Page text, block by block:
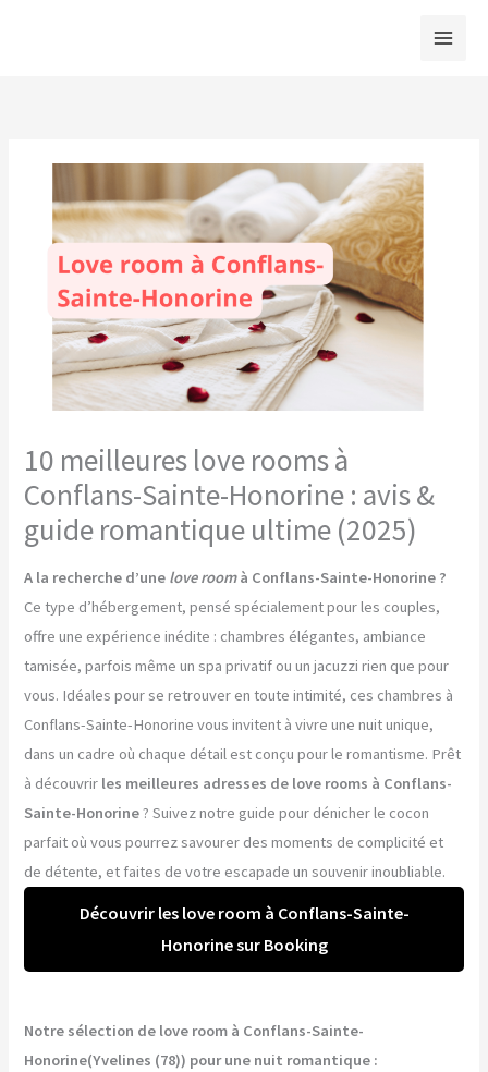
10 meilleures love rooms à
Conflans-Sainte-Honorine : avis &
guide romantique ultime (2025)
A la recherche d’une love roomà Conflans-Sainte-Honorine ?
Ce type d’hébergement, pensé spécialement pour les couples,
offre une expérience inédite : chambres élégantes, ambiance
tamisée, parfois même un spa privatif ou un jacuzzi rien que pour
vous. Idéales pour se retrouver en toute intimité, ces chambres à
Conflans-Sainte-Honorine vous invitent à vivre une nuit unique,
dans un cadre où chaque détail est conçu pour le romantisme. Prêt
à découvrir les meilleures adresses de love rooms à Conflans-
Sainte-Honorine? Suivez notre guide pour dénicher le cocon
parfait où vous pourrez savourer des moments de complicité et
de détente, et faites de votre escapade un souvenir inoubliable.
Découvrir les love room à Conflans-Sainte-
Honorine sur Booking
Notre sélection de love room à Conflans-Sainte-
Honorine(Yvelines (78)) pour une nuit romantique :